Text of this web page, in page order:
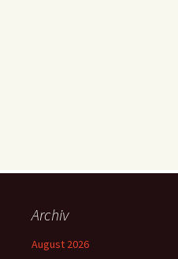
Archiv
August 2026